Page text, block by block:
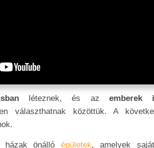
léteznek, és azemberek
választhatnak közöttük. A
házak önálló épületek, amelyek